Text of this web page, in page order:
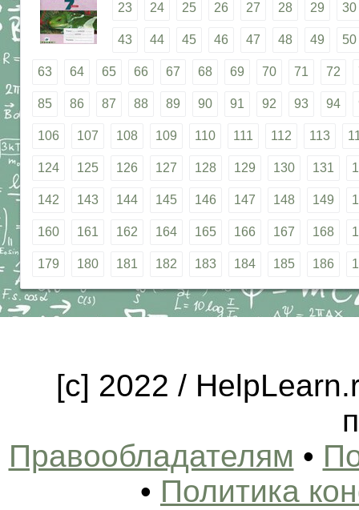
23 24 25 26 27 28 29 30
43 44 45 46 47 48 49 50
63 64 65 66 67 68 69 70 71 72
85 86 87 88 89 90 91 92 93 94
106 107 108 109 110 111 112 113
124 125 126 127 128 129 130 131
142 143 144 145 146 147 148 149
160 161 162 164 165 166 167 168
179 180 181 182 183 184 185 186
[c] 2022 /
Правообладателям •
• Политика